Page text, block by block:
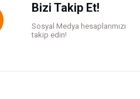
Bizi Takip Et!
Sosyal Medya hesaplarımızı
takip edin!